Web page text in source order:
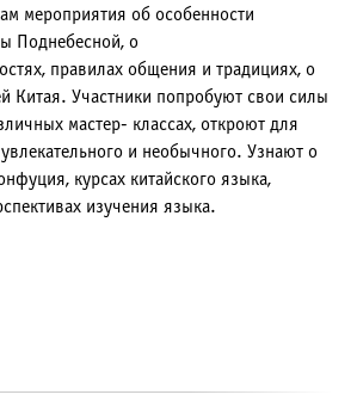
мероприятия об особенности
Поднебесной, о
правилах общения и традициях, о
Китая. Участники попробуют свои силы
мастер- классах, откроют для
и необычного. Узнают о
курсах китайского языка,
изучения языка.